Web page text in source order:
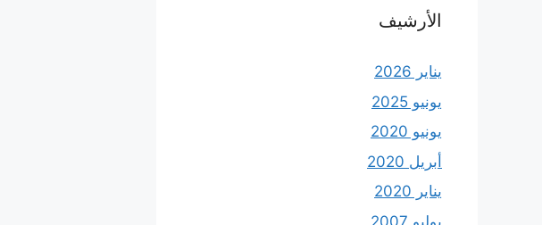
الأرشيف
يناير 2026
يونيو 2025
يونيو 2020
أبريل 2020
يناير 2020
يوليو 2007